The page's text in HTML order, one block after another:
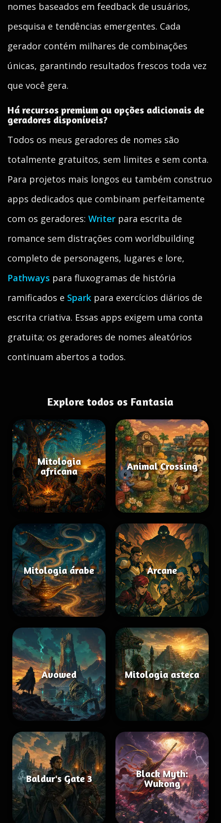
nomes baseados em feedback de usuários,
pesquisa e tendências emergentes. Cada
gerador contém milhares de combinações
únicas, garantindo resultados frescos toda vez
que você gera.
Há recursos premium ou opções adicionais de
geradores disponíveis?
Todos os meus geradores de nomes são
totalmente gratuitos, sem limites e sem conta.
Para projetos mais longos eu também construo
apps dedicados que combinam perfeitamente
com os geradores: Writer para escrita de
romance sem distrações com worldbuilding
completo de personagens, lugares e lore,
Pathways para fluxogramas de história
ramificados e Spark para exercícios diários de
escrita criativa. Essas apps exigem uma conta
gratuita; os geradores de nomes aleatórios
continuam abertos a todos.
Explore todos os Fantasia
Mitologia
africana
Animal Crossing
Mitologia árabe Arcane
Avowed Mitologia asteca
Baldur's Gate 3
Black Myth:
Wukong